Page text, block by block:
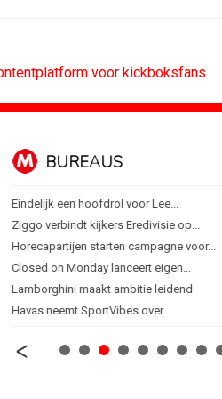
voor kickboksfans
BUREAUS
Eindelijk een hoofdrol voor Lee...
Ziggo verbindt kijkers Eredivisie op...
Horecapartijen starten campagne voor...
Closed on Monday lanceert eigen...
Lamborghini maakt ambitie leidend
Havas neemt SportVibes over